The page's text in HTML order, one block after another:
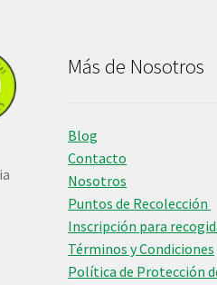
Más de Nosotros
Blog
Contacto
Nosotros
Puntos de Recolección
Inscripción para
Términos y Condiciones
Política de Protección